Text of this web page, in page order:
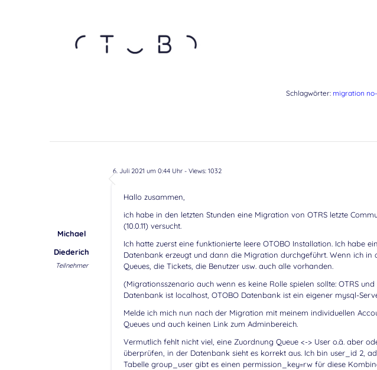
Schlagwörter: migration
6. Juli 2021 um 0:44 Uhr- Views: 1032
Michael
Diederich
Teilnehmer
Hallo zusammen,
ich habe in den letzten Stunden eine Migration von OTRS letzte
(10.0.11) versucht.
Ich hatte zuerst eine funktionierte leere OTOBO Installation. Ich habe
Datenbank erzeugt und dann die Migration durchgeführt. Wenn ich in
Queues, die Tickets, die Benutzer usw. auch alle vorhanden.
(Migrationsszenario auch wenn es keine Rolle spielen sollte: OTRS
Datenbank ist localhost, OTOBO Datenbank ist ein eigener mysql-
Melde ich mich nun nach der Migration mit meinem individuellen
Queues und auch keinen Link zum Adminbereich.
Vermutlich fehlt nicht viel, eine Zuordnung Queue <-> User o.ä. aber
überprüfen, in der Datenbank sieht es korrekt aus. Ich bin user_id 2,
Tabelle group_user gibt es einen permission_key=rw für diese